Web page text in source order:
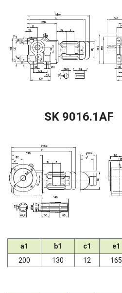
SK 9016.1AF
a1 b1 c1 e1
200
130 12 165